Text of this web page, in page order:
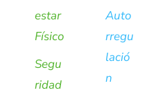
estar
Físico
Segu
ridad
Auto
rregu
lació
n